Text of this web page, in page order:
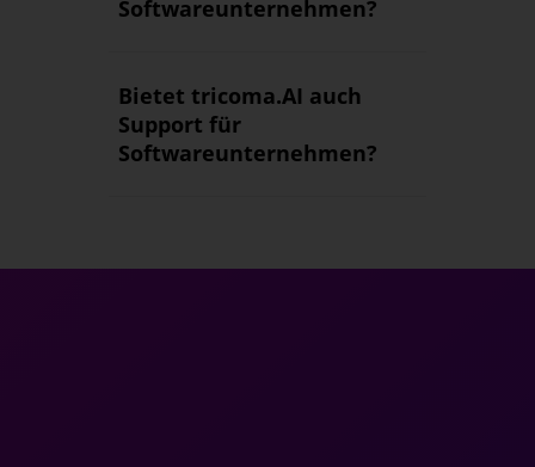
Softwareunternehmen?
Bietet tricoma.AI auch
Support für
Softwareunternehmen?